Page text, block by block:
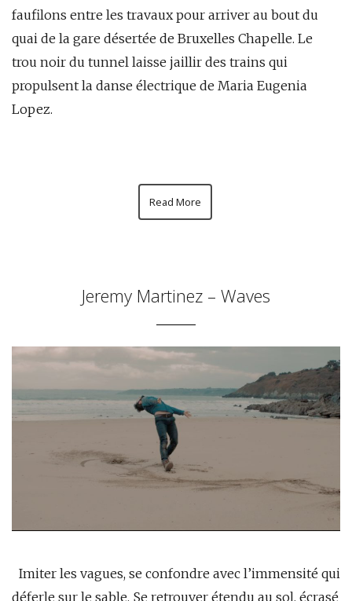
faufilons entre les travaux pour arriver au bout du
quai de la gare désertée de Bruxelles Chapelle. Le
trou noir du tunnel laisse jaillir des trains qui
propulsent la danse électrique de Maria Eugenia
Lopez.
Read More
Jeremy Martinez – Waves
Imiter les vagues, se confondre avec l’immensité qui
déferle sur le sable. Se retrouver étendu au sol, écrasé